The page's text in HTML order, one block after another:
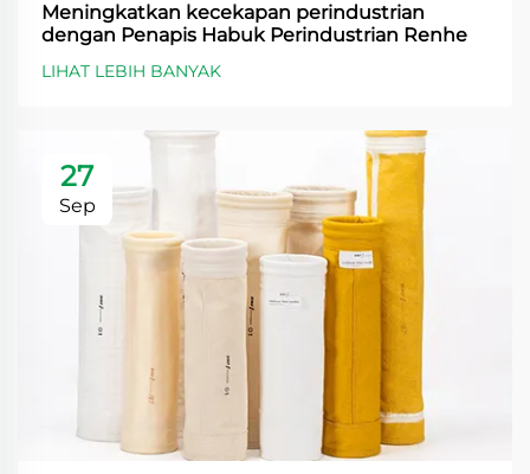
Meningkatkan kecekapan perindustrian
dengan Penapis Habuk Perindustrian Renhe
LIHAT LEBIH BANYAK
27
Sep